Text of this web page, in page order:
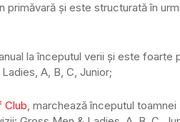
primăvară și este structurată în
la începutul verii și este foarte
A, B, C, Junior;
Club, marchează începutul